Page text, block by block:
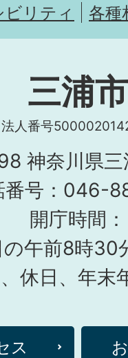
リティ 各種
三浦市
法人番号
神奈川県三
番号：046-
開庁時間：
午前8時30
休日、年末
ス